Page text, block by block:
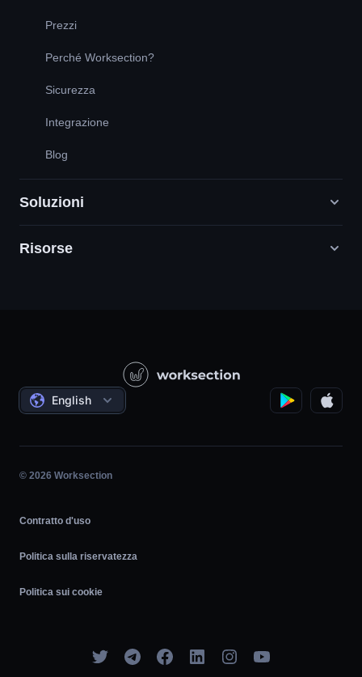
Prezzi
Perché Worksection?
Sicurezza
Integrazione
Blog
Soluzioni
Agenzie di marketing digitale
Progetti governativi/sociali
Gestione del progetto
Lavoro orario
Agile
Risorse
Accordi
English
© 2026 Worksection
Contratto d'uso
Politica sulla riservatezza
Politica sui cookie